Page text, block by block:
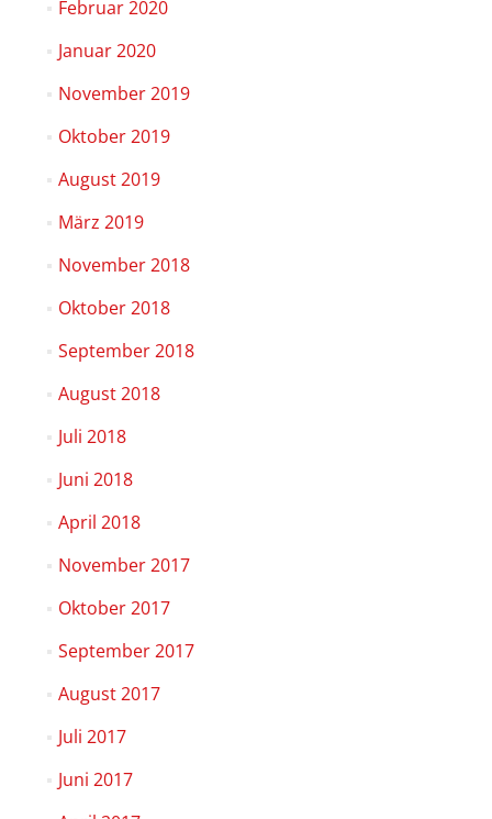
Februar 2020
Januar 2020
November 2019
Oktober 2019
August 2019
März 2019
November 2018
Oktober 2018
September 2018
August 2018
Juli 2018
Juni 2018
April 2018
November 2017
Oktober 2017
September 2017
August 2017
Juli 2017
Juni 2017